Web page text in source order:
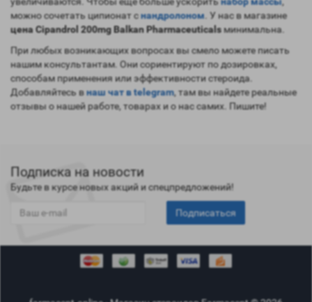
можно сочетать ципионат снандролоном . У нас в магазине
цена Cipandrol 200mg Balkan Pharmaceuticalsминимальна.
При любых возникающих вопросах вы смело можете писать
нашим консультантам. Они сориентируют по дозировках,
способам применения или эффективности стероида.
Добавляйтесь внаш чат в telegram, там вы найдете реальные
отзывы о нашей работе, товарах и о нас самих. Пишите!
Подписка на новости
Будьте в курсе новых акций и спецпредложений!
Подписаться